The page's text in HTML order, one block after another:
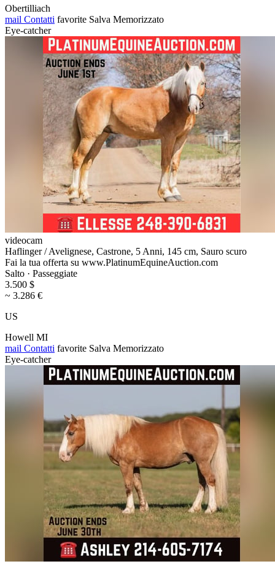
Obertilliach
mail Contatti favorite Salva Memorizzato
Eye-catcher
videocam
Haflinger / Avelignese, Castrone, 5 Anni, 145 cm, Sauro scuro
Fai la tua offerta su www.PlatinumEquineAuction.com
Salto · Passeggiate
3.500 $
~ 3.286 €
US
Howell MI
mail Contatti favorite Salva Memorizzato
Eye-catcher